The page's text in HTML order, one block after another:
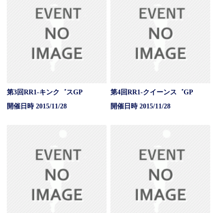
第3回RR1-キンク゛スGP
開催日時 2015/11/28
第4回RR1-クイーンス゛GP
開催日時 2015/11/28